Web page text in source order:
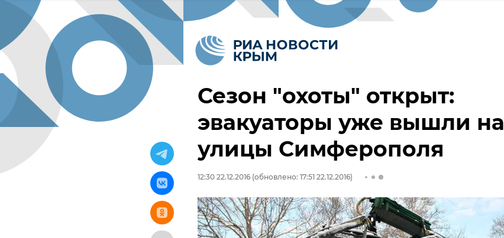
Сезон "охоты" открыт:
эвакуаторы уже вышли на
улицы Симферополя
12:30 22.12.2016 (обновлено: 17:51 22.12.2016)